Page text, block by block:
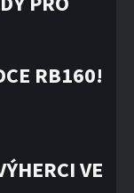
RB160!
VE